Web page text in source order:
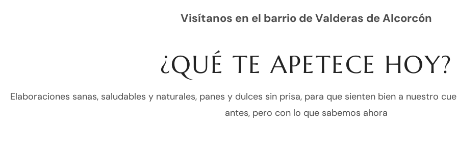
Visítanos en el barrio de Valderas de Alcorcón
¿QUÉ TE APETECE HOY?
Elaboraciones sanas, saludables y naturales, panes y dulces sin prisa, para que sienten bien a nuestro
antes, pero con lo que sabemos ahora